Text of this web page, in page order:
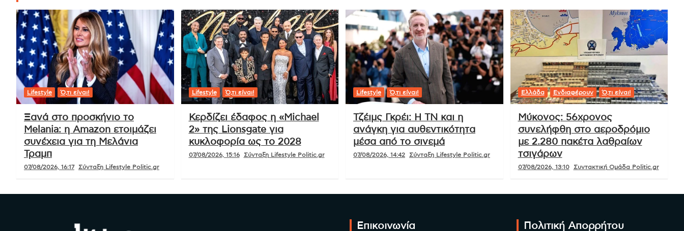
Lifestyle Ό,τι είναι!
Ξανά στο προσκήνιο το
Melania: η Amazon ετοιμάζει
συνέχεια για τη Μελάνια
Τραμπ
07/08/2026, 16:17 Σύνταξη Lifestyle Politic.gr
Lifestyle Ό,τι είναι!
Κερδίζει έδαφος η «Michael
2» της Lionsgate για
κυκλοφορία ως το 2028
07/08/2026, 15:16 Σύνταξη Lifestyle Politic.gr
Lifestyle Ό,τι είναι!
Τζέιμς Γκρέι: Η ΤΝ και η
ανάγκη για αυθεντικότητα
μέσα από το σινεμά
07/08/2026, 14:42 Σύνταξη Lifestyle Politic.gr
Ελλάδα Ενδιαφέρουν Ό,τι είναι!
Μύκονος: 56χρονος
συνελήφθη στο αεροδρόμιο
με 2.280 πακέτα λαθραίων
τσιγάρων
07/08/2026, 13:10 Συντακτική Ομάδα Politic.gr
Επικοινωνία Πολιτική Απορρήτου